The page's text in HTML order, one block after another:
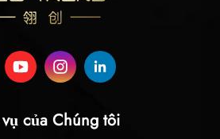
của Chúng tôi